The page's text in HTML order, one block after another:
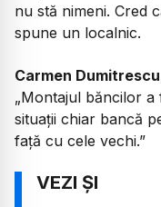
nu stă nimeni. Cred
spune un localnic.
Carmen
„Montajul băncilor
situații chiar bancă
față cu cele vechi.”